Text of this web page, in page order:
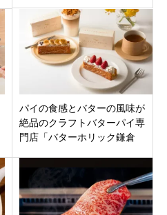
日オープン
パイの食感とバターの風味が
絶品のクラフトバターパイ専
門店「バターホリック鎌倉